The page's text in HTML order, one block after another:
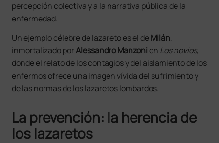
percepción colectiva y a la narrativa pública de la
enfermedad.
Un ejemplo célebre de lazareto es el deMilán,
inmortalizado porAlessandro Manzoni en Los novios,
donde el relato de los contagios y del aislamiento de los
enfermos ofrece una imagen vívida del sufrimiento y
de las normas de los lazaretos lombardos.
La prevención: la herencia de
los lazaretos